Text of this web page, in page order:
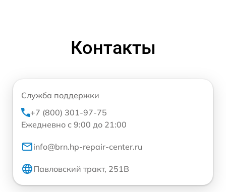
Контакты
Служба поддержки
+7 (800) 301-97-75
Ежедневно с 9:00 до 21:00
info@brn.hp-repair-center.ru
Павловский тракт, 251В